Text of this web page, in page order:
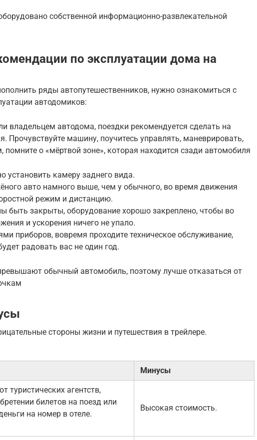
собственной информационно-развлекательной
по эксплуатации дома на
ряды автопутешественников, нужно ознакомиться с
автодомиков:
владельцем автодома, поездки рекомендуется сделать на
Прочувствуйте машину, поучитесь управлять, маневрировать,
помните о «мёртвой зоне», которая находится сзади автомобиля
установить камеру заднего вида.
авто намного выше, чем у обычного, во время движения
режим и дистанцию.
быть закрыты, оборудование хорошо закреплено, чтобы во
и ускорения ничего не упало.
приборов, вовремя проходите техническое обслуживание,
радовать вас не один год.
обычный автомобиль, поэтому лучше отказаться от
стороны жизни и путешествия в трейлере.
Минусы
туристических агентств,
билетов на поезд или
на номер в отеле.
Высокая стоимость.